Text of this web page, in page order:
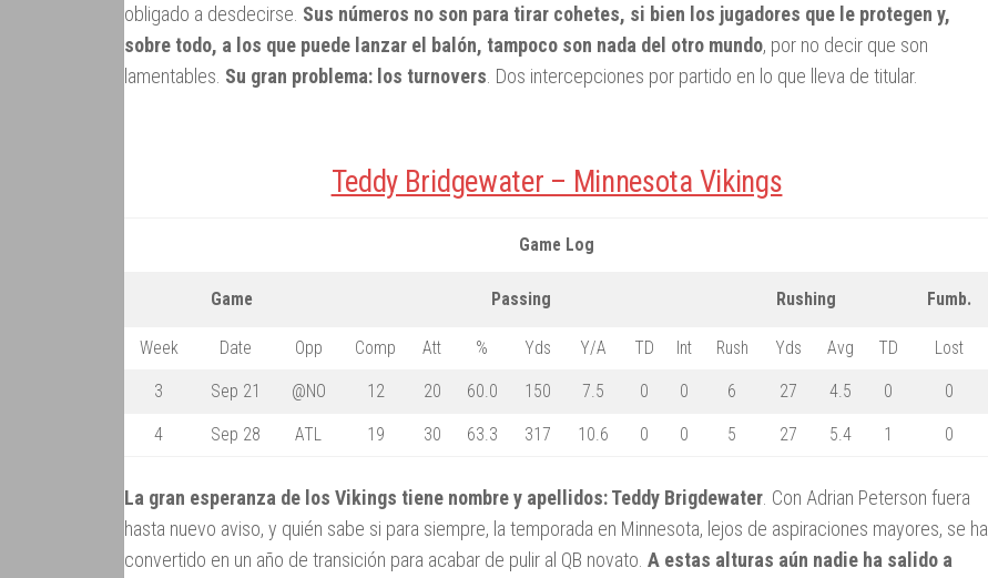
obligado a desdecirse. Sus números no son para tirar cohetes, si bien los jugadores que le protegen y,
sobre todo, a los que puede lanzar el balón, tampoco son nada del otro mundo, por no decir que son
lamentables. Su gran problema: los turnovers . Dos intercepciones por partido en lo que lleva de titular.
Teddy Bridgewater – Minnesota Vikings
Game Log
Game Passing Rushing Fumb.
Week Date Opp Comp Att % Yds Y/A TD Int Rush Yds Avg TD Lost
3 Sep 21 @NO 12 20 60.0 150 7.5 0 0 6 27 4.5 0 0
4 Sep 28 ATL 19 30 63.3 317 10.6 0 0 5 27 5.4 1 0
La gran esperanza de los Vikings tiene nombre y apellidos: Teddy Brigdewater . Con Adrian Peterson fuera
hasta nuevo aviso, y quién sabe si para siempre, la temporada en Minnesota, lejos de aspiraciones mayores, se ha
convertido en un año de transición para acabar de pulir al QB novato. A estas alturas aún nadie ha salido a